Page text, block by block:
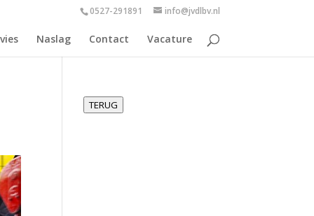
0527-291891 info@jvdlbv.nl
Naslag Contact Vacature
TERUG